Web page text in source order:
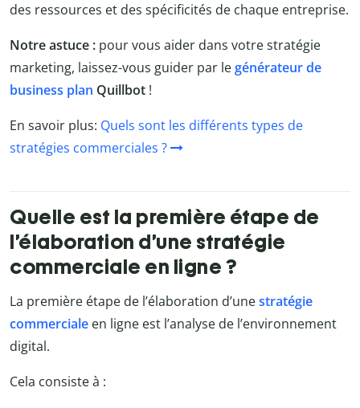
des ressources et des spécificités de chaque entreprise.
Notre astuce : pour vous aider dans votre stratégie
marketing, laissez-vous guider par legénérateur de
business plan Quillbot !
En savoir plus: Quels sont les différents types de
stratégies commerciales ?
Quelle est la première étape de
l’élaboration d’une stratégie
commerciale en ligne ?
La première étape de l’élaboration d’unestratégie
commerciale en ligne est l’analyse de l’environnement
digital.
Cela consiste à :